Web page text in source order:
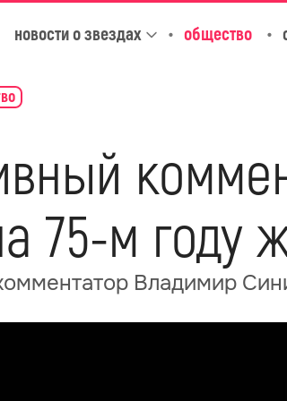
новости о звездах общество
75-м году
Владимир